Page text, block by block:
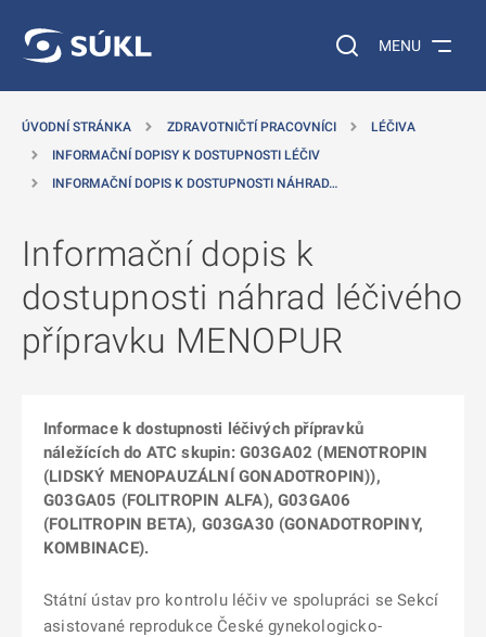
Vyhledávání na
MENU
ÚVODNÍ STRÁNKA ZDRAVOTNIČTÍ PRACOVNÍCI
LÉČIVA
INFORMAČNÍ DOPISY K DOSTUPNOSTI LÉČIV
INFORMAČNÍ DOPIS K DOSTUPNOSTI NÁHRAD…
Informační dopis k
dostupnosti náhrad léčivého
přípravku MENOPUR
Informace k dostupnosti léčivých přípravků
náležících do ATC skupin: G03GA02 (MENOTROPIN
(LIDSKÝ MENOPAUZÁLNÍ GONADOTROPIN)),
G03GA05 (FOLITROPIN ALFA), G03GA06
(FOLITROPIN BETA), G03GA30 (GONADOTROPINY,
KOMBINACE).
Státní ústav pro kontrolu léčiv ve spolupráci se Sekcí
asistované reprodukce České gynekologicko-